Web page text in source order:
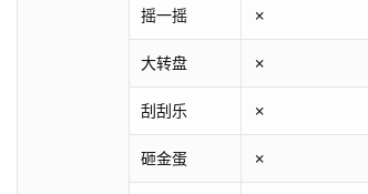
摇一摇 ✗
大转盘 ✗
刮刮乐 ✗
砸金蛋 ✗